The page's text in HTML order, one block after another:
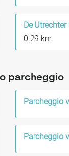
0.29 km
parcheggio